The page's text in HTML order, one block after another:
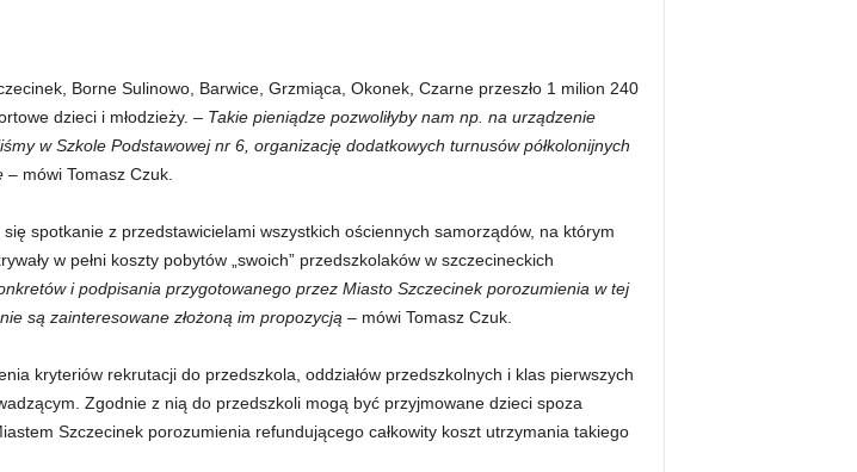
Borne Sulinowo, Barwice, Grzmiąca, Okonek, Czarne przeszło 1 milion 240
dzieci i młodzieży. – Takie pieniądze pozwoliłyby nam np. na urządzenie
w Szkole Podstawowej nr 6, organizację dodatkowych turnusów półkolonijnych
– mówi Tomasz Czuk.
spotkanie z przedstawicielami wszystkich ościennych samorządów, na którym
w pełni koszty pobytów „swoich” przedszkolaków w szczecineckich
i podpisania przygotowanego przez Miasto Szczecinek porozumienia w tej
są zainteresowane złożoną im propozycją – mówi Tomasz Czuk.
kryteriów rekrutacji do przedszkola, oddziałów przedszkolnych i klas pierwszych
Zgodnie z nią do przedszkoli mogą być przyjmowane dzieci spoza
Szczecinek porozumienia refundującego całkowity koszt utrzymania takiego